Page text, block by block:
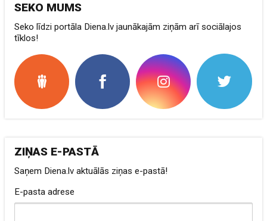
SEKO MUMS
Seko līdzi portāla Diena.lv jaunākajām ziņām arī sociālajos
tīklos!
ZIŅAS E-PASTĀ
Saņem Diena.lv aktuālās ziņas e-pastā!
E-pasta adrese